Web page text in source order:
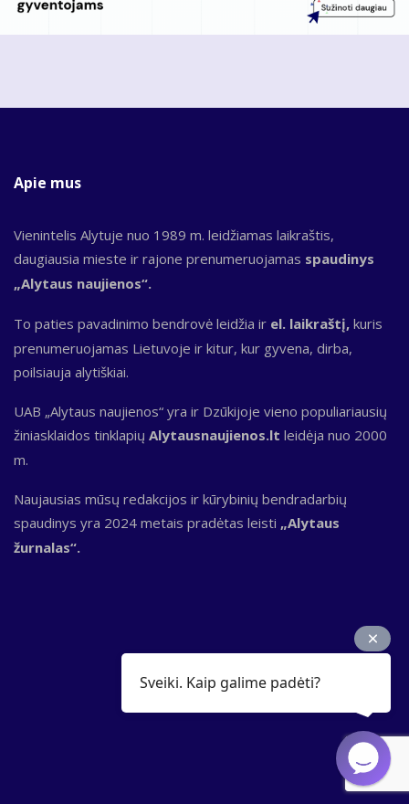
Apie mus
Vienintelis Alytuje nuo 1989 m. leidžiamas laikraštis,
daugiausia mieste ir rajone prenumeruojamas spaudinys
„Alytaus naujienos“.
To paties pavadinimo bendrovė leidžia ir el. laikraštį, kuris
prenumeruojamas Lietuvoje ir kitur, kur gyvena, dirba,
poilsiauja alytiškiai.
UAB „Alytaus naujienos“ yra ir Dzūkijoje vieno populiariausių
žiniasklaidos tinklapių Alytausnaujienos.lt leidėja nuo 2000
m.
Naujausias mūsų redakcijos ir kūrybinių bendradarbių
spaudinys yra 2024 metais pradėtas leisti „Alytaus
žurnalas“.
Sveiki. Kaip galime padėti?